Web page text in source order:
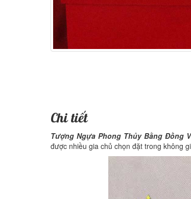
Chi tiết
Tượng Ngựa Phong Thủy Bằng Đồng
được nhiều gia chủ chọn đặt trong không